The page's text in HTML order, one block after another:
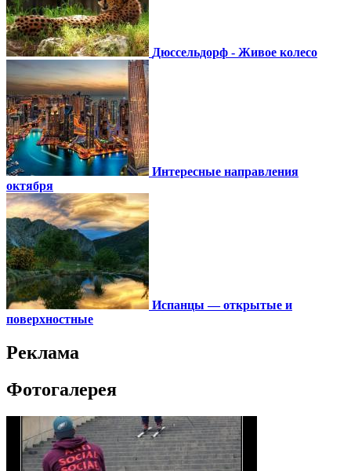
Дюссельдорф - Живое колесо
Интересные направления
октября
Испанцы — открытые и
поверхностные
Реклама
Фотогалерея